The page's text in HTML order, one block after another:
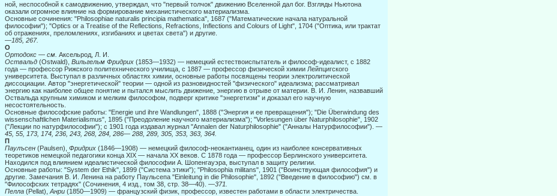
ной, неспособной к самодвижению, утверждал, что "первый толчок" движению Вселенной дал бог. Взгляды Ньютона
оказали огромное влияние на формирование механистического материализма.
Основные сочинения: "Philosophiae naturalis principia mathematica", 1687 ("Математические начала натуральной
философии"); "Optics or a Treatise of the Reflections, Refractions, Inflections and Colours of Light", 1704 ("Оптика, или трактат
об отражениях, преломлениях, изгибаниях и цветах света") и другие.
—185, 267.
О
Ортодокс — см. Аксельрод, Л. И.
Оствальд (Ostwald), Вильгельм Фридрих (1853—1932) — немецкий естествоиспытатель и философ-идеалист, с 1882
года — профессор Рижского политехнического училища, с 1887 — профессор физиче­ской химии Лейпцигского
университета. Выступал в различных областях химии, основные работы по­священы теории электролитической
диссоциации. Автор "энергетической" теории — одной из разно­видностей "физического" идеализма; рассматривал
энергию как наиболее общее понятие и пытался мыслить движение, энергию в отрыве от материи. В. И. Ленин, назвавший
Оствальда крупным химиком и мелким философом, подверг критике "энергетизм" и доказал его научную
несостоятельность.
Основные философские работы: "Energie und ihre Wandlungen", 1888 ("Энергия и ее превращения"); "Die Überwindung des
wissenschaftlichen Materialismus", 1895 ("Преодоление научного материализма"); "Vorlesungen über Naturphilosophie", 1902
("Лекции по натурфилософии"); с 1901 года издавал журнал "Annalen der Naturphilosophie" ("Анналы Натурфилософии"). —
45, 55, 173, 174, 236, 243, 268, 284, 286— 288, 289, 305, 353, 363, 364.
Π
Паулъсен (Paulsen), Фридрих (1846—1908) — немецкий философ-неокантианец, один из наиболее консервативных
теоретиков немецкой педагогики конца XIX — начала XX веков. С 1878 года — про­фессор Берлинского университета.
Находился под влиянием идеалистической философии А. Шопенгау­эра, выступал в защиту религии.
Основные работы: "System der Ethik", 1899 ("Система этики"); "Philosophia militans", 1901 ("Воинст­вующая философия") и
другие. Замечания В. И. Ленина на работу Паульсепа "Einleitung in die Philosophie", 1892 ("Введение в философию") см. в
"Философских тетрадях" (Сочинения, 4 изд., том 38, стр. 38—40). —371.
Пелла (Pellat), Анри (1850—1909) — французский физик, профессор, известен работами в области электричества.